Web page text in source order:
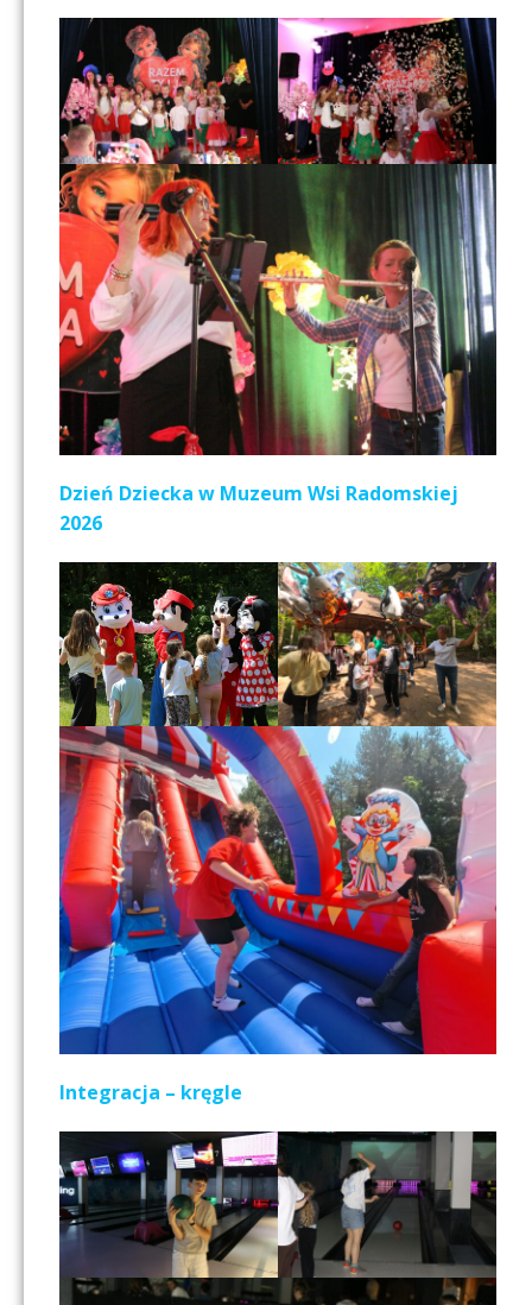
Dzień Dziecka w Muzeum Wsi Radomskiej
2026
Integracja – kręgle